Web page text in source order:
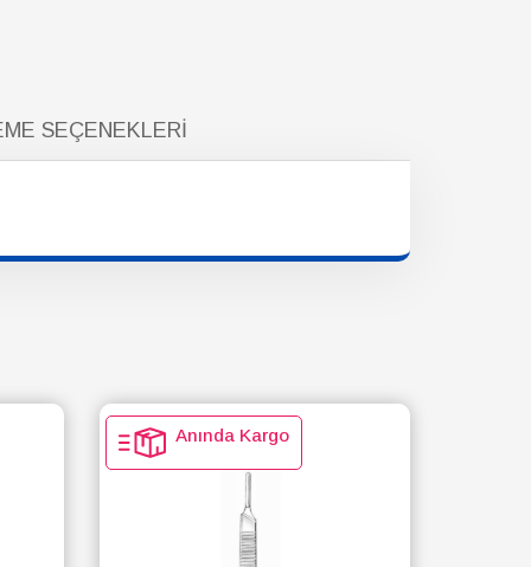
SEÇENEKLERI
Anında Kargo